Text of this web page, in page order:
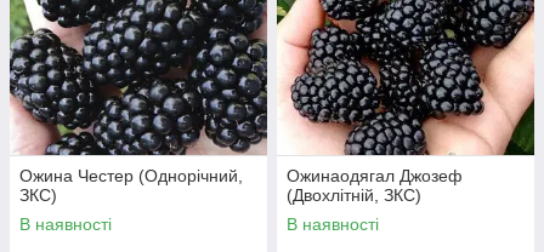
Ожина Честер (Однорічний,
ЗКС)
В наявності
Ожинаодягал Джозеф
(Двохлітній, ЗКС)
В наявності